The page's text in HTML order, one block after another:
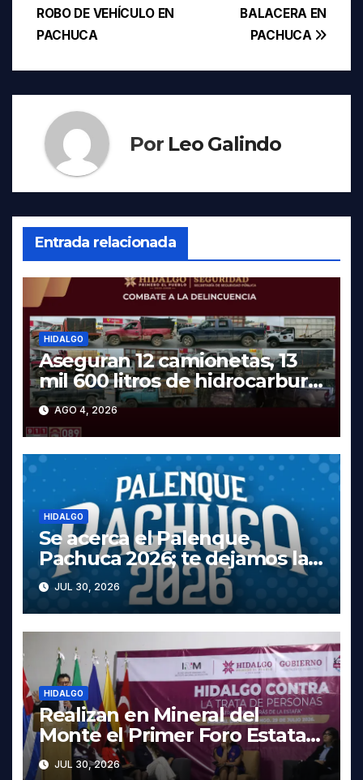
de
entradas
BALACERA EN
PACHUCA
ROBO DE VEHÍCULO EN
PACHUCA
Por Leo Galindo
Entrada relacionada
HIDALGO
Aseguran 12 camionetas, 13
mil 600 litros de hidrocarburo
y dos vehículos robados en
Tula
AGO 4, 2026
HIDALGO
Se acerca el Palenque
Pachuca 2026; te dejamos la
cartelera completa, las fechas
y los precios
JUL 30, 2026
HIDALGO
Realizan en Mineral del
Monte el Primer Foro Estatal
contra la Trata de Personas
JUL 30, 2026